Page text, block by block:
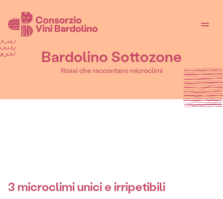
Bardolino Sottozone
Rossi che raccontano microclimi
3 microclimi unici e irripetibili